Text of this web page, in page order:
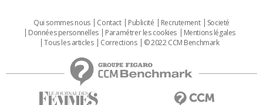
Qui sommes nous Contact Publicité Recrutement
Societé
Données personnelles
Paramétrer les cookies
Mentions légales
Tous les articles
Corrections © 2022 CCM Benchmark